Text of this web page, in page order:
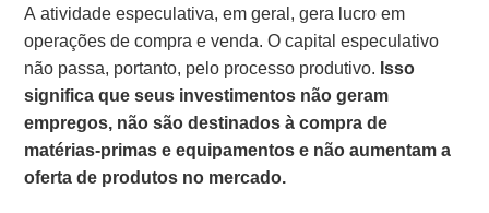
A atividade especulativa, em geral, gera lucro em
operações de compra e venda. O capital especulativo
não passa, portanto, pelo processo produtivo. Isso
significa que seus investimentos não geram
empregos, não são destinados à compra de
matérias-primas e equipamentos e não aumentam a
oferta de produtos no mercado.